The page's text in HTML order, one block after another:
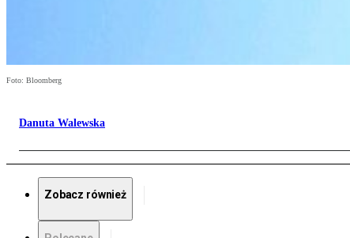
Foto: Bloomberg
Danuta Walewska
Zobacz również